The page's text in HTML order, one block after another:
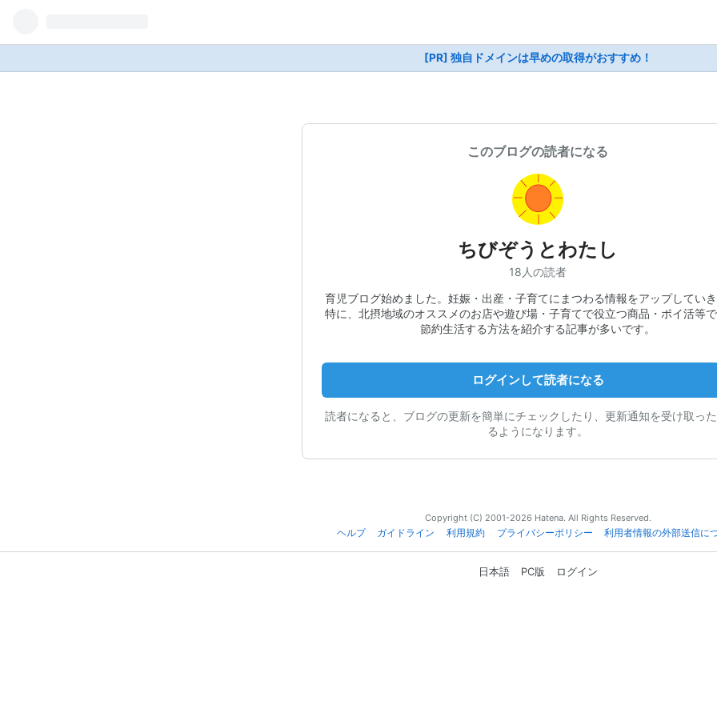
[PR] 独自ドメインは早めの取得がおすすめ！
このブログの読者になる
ちびぞうとわたし
18人の読者
育児ブログ始めました。妊娠・出産・子育てにまつわる情報をアップしていき
特に、北摂地域のオススメのお店や遊び場・子育てで役立つ商品・ポイ活等
節約生活する方法を紹介する記事が多いです。
ログインして読者になる
読者になると、ブログの更新を簡単にチェックしたり、更新通知を受け取っ
るようになります。
Copyright (C) 2001-2026 Hatena. All Rights Reserved.
ヘルプ
ガイドライン 利用規約 プライバシーポリシー 利用者情報の外部送信に
日本語 PC版 ログイン